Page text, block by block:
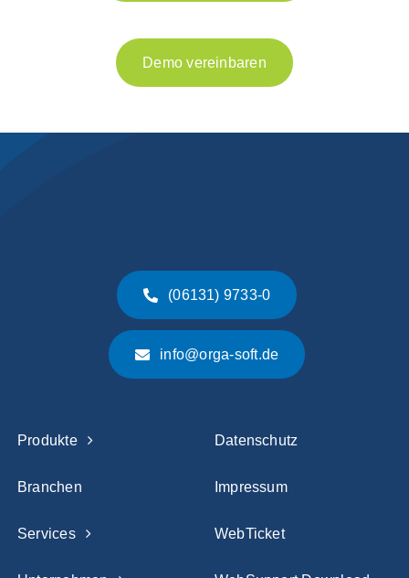
Demo vereinbaren
(06131) 9733-0
info@orga-soft.de
Produkte
Branchen
Services
Datenschutz
Impressum
WebTicket